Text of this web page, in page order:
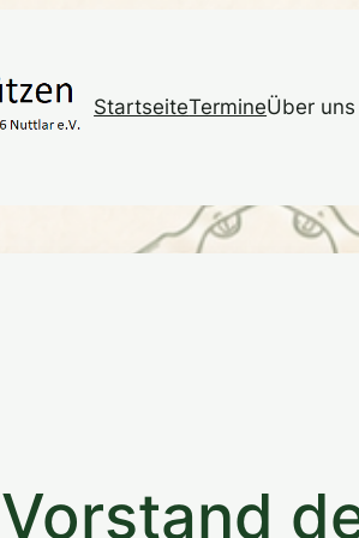
StartseiteTermineÜber uns